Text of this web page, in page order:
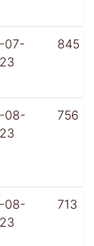
07-
845
08-
756
08-
713